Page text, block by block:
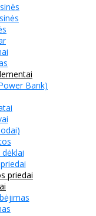
Bank)
priedai